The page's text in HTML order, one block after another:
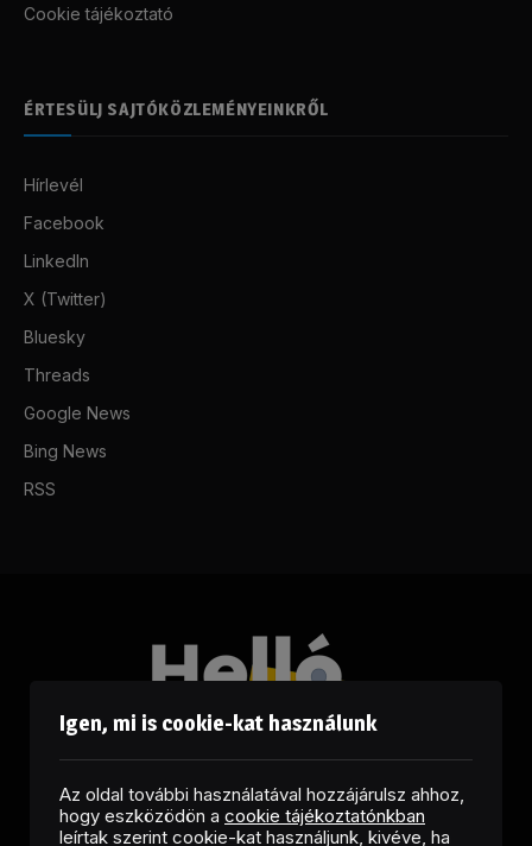
Cookie tájékoztató
ÉRTESÜLJ SAJTÓKÖZLEMÉNYEINKRŐL
Hírlevél
Facebook
LinkedIn
X (Twitter)
Bluesky
Threads
Google News
Bing News
RSS
Igen, mi is cookie-kat használunk
Az oldal további használatával hozzájárulsz ahhoz,
hogy eszközödön a cookie tájékoztatónkban
leírtak szerint cookie-kat használjunk, kivéve, ha